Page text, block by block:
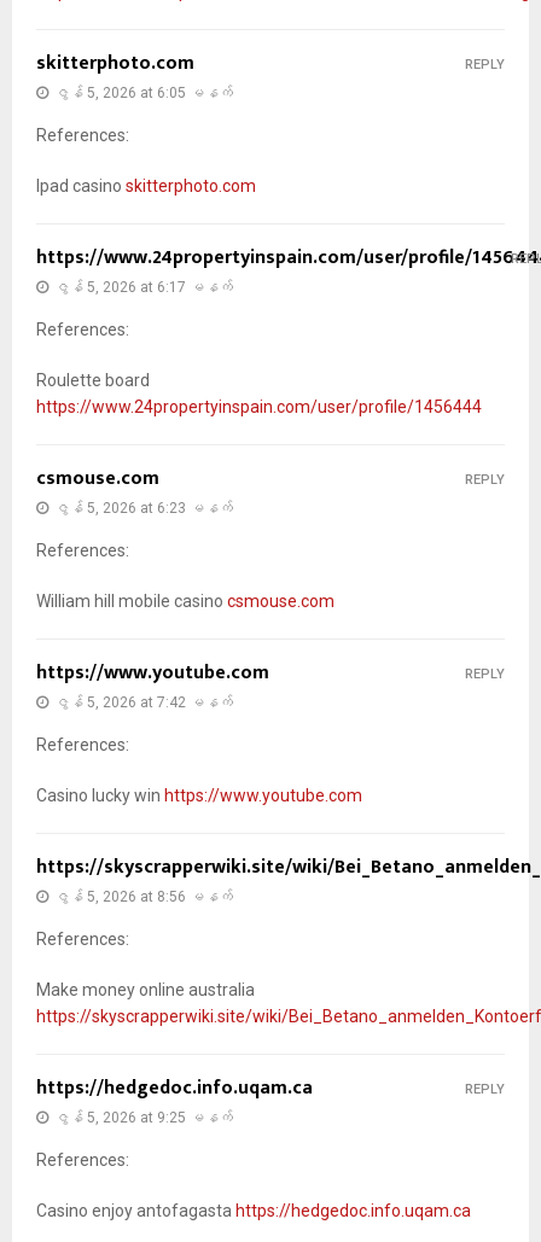
skitterphoto.com
ဇွန် 5, 2026 at 6:05 မနက်
References:
Ipad casino skitterphoto.com
REPLY
https://www.24propertyinspain.com/user/profile/
ဇွန် 5, 2026 at 6:17 မနက်
References:
Roulette board
https://www.24propertyinspain.com/user/profile/1456444
csmouse.com
ဇွန် 5, 2026 at 6:23 မနက်
References:
William hill mobile casino csmouse.com
REPLY
https://www.youtube.com
ဇွန် 5, 2026 at 7:42 မနက်
References:
Casino lucky win https://www.youtube.com
REPLY
https://skyscrapperwiki.site/wiki/
ဇွန် 5, 2026 at 8:56 မနက်
References:
Make money online australia
https://skyscrapperwiki.site/wiki/
https://hedgedoc.info.uqam.ca
ဇွန် 5, 2026 at 9:25 မနက်
References:
Casino enjoy antofagasta https://hedgedoc.info.uqam.ca
REPLY